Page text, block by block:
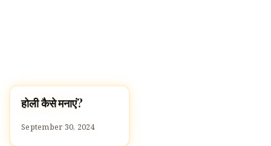
FESTIVALS
होली कैसे मनाएं?
September 30, 2024